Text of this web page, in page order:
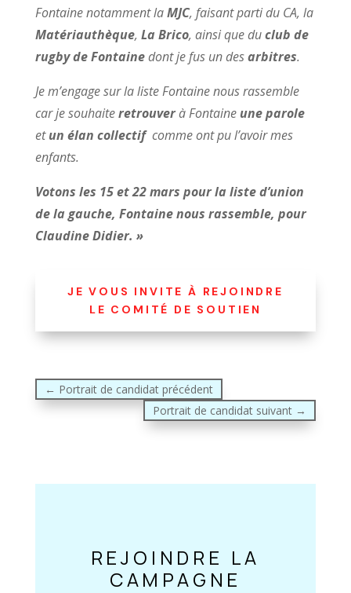
Fontaine notamment laMJC, faisant parti du CA, la
Matériauthèque, La Brico, ainsi que duclub de
rugby de Fontainedont je fus un desarbitres.
Je m’engage sur la liste Fontaine nous rassemble
car je souhaiteretrouverà Fontaine une parole
etun élan collectifcomme ont pu l’avoir mes
enfants.
Votons les 15 et 22 mars pour la liste d’union
de la gauche, Fontaine nous rassemble, pour
Claudine Didier. »
JE VOUS INVITE À REJOINDRE
LE COMITÉ DE SOUTIEN
← Portrait de candidat précédent
Portrait de candidat suivant →
REJOINDRE LA
CAMPAGNE